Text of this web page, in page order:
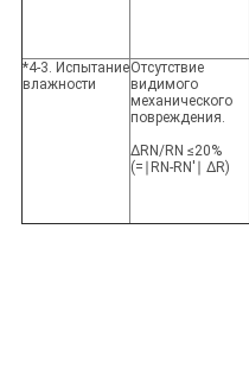
*4-3. Испытание
влажности
Отсутствие
видимого
механического
повреждения.
ΔRN/RN ≤20%
(=∣RN-RN'∣ ΔR)